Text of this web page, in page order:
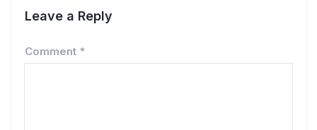
Leave a Reply
Comment *